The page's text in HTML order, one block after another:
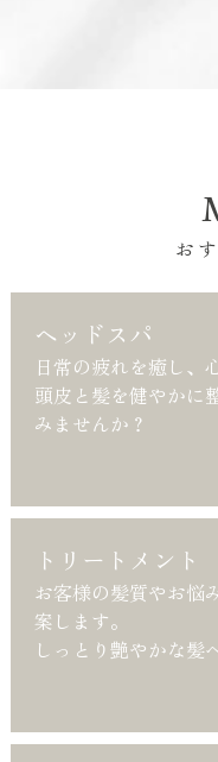
お
ヘッドスパ
日常の疲れを癒し、
頭皮と髪を健やかに
みませんか？
トリートメント
お客様の髪質やお悩
案します。
しっとり艶やかな髪